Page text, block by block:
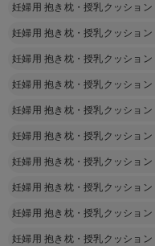
妊婦用 抱き枕・授乳クッション
妊婦用 抱き枕・授乳クッション
妊婦用 抱き枕・授乳クッション
妊婦用 抱き枕・授乳クッション
妊婦用 抱き枕・授乳クッション
妊婦用 抱き枕・授乳クッション
妊婦用 抱き枕・授乳クッション
妊婦用 抱き枕・授乳クッション
妊婦用 抱き枕・授乳クッション
妊婦用 抱き枕・授乳クッション